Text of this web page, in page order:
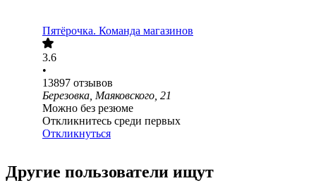
Пятёрочка. Команда магазинов
3.6
•
13897 отзывов
Березовка, Маяковского, 21
Можно без резюме
Откликнитесь среди первых
Откликнуться
Другие пользователи ищут